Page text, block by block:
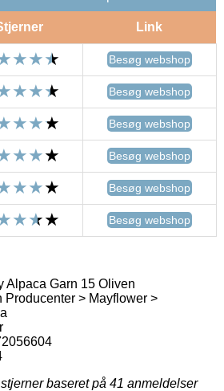
Link
Besøg webshop
Besøg webshop
Besøg webshop
Besøg webshop
Besøg webshop
Besøg webshop
Alpaca Garn 15 Oliven
Producenter > Mayflower >
baseret på 41 anmeldelser